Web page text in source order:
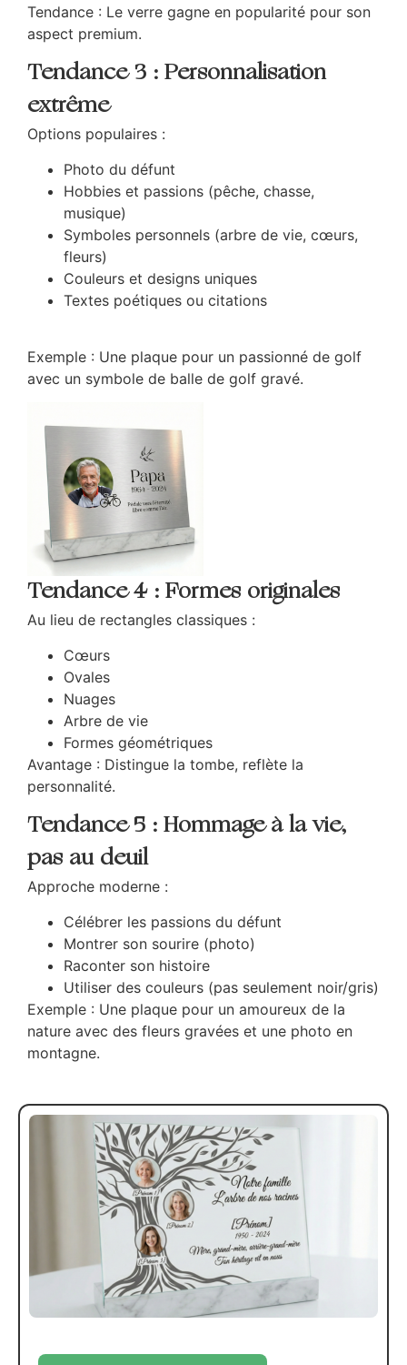
Tendance : Le verre gagne en popularité pour son
aspect premium.
Tendance 3 : Personnalisation
extrême
Options populaires :
Photo du défunt
Hobbies et passions (pêche, chasse,
musique)
Symboles personnels (arbre de vie, cœurs,
fleurs)
Couleurs et designs uniques
Textes poétiques ou citations
Exemple : Une plaque pour un passionné de golf
avec un symbole de balle de golf gravé.
Tendance 4 : Formes originales
Au lieu de rectangles classiques :
Cœurs
Ovales
Nuages
Arbre de vie
Formes géométriques
Avantage : Distingue la tombe, reflète la
personnalité.
Tendance 5 : Hommage à la vie,
pas au deuil
Approche moderne :
Célébrer les passions du défunt
Montrer son sourire (photo)
Raconter son histoire
Utiliser des couleurs (pas seulement noir/gris)
Exemple : Une plaque pour un amoureux de la
nature avec des fleurs gravées et une photo en
montagne.